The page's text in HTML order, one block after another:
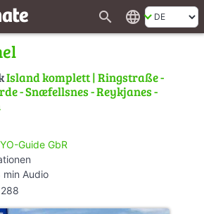
search language
Island komplett | Ringstraße -
- Snæfellsnes - Reykjanes -
Guide GbR
Audio
288